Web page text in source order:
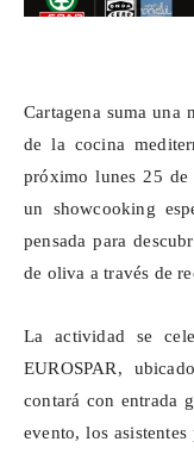
Cartagena suma una
de la cocina
próximo lunes 25 de
un showcooking
pensada para
de oliva a través de
La actividad se
EUROSPAR,
contará con entrada
evento, los